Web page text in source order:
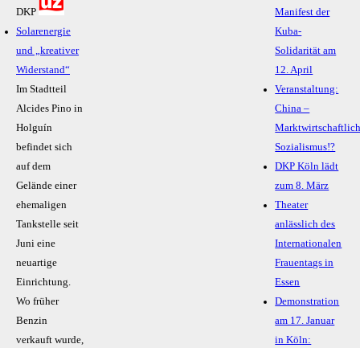
DKP
Solarenergie
und „kreativer
Widerstand“
Im Stadtteil
Alcides Pino in
Holguín
befindet sich
auf dem
Gelände einer
ehemaligen
Tankstelle seit
Juni eine
neuartige
Einrichtung.
Wo früher
Benzin
verkauft wurde,
Manifest der
Kuba-
Solidarität am
12. April
Veranstaltung:
China –
Sozialismus!?
DKP Köln lädt
zum 8. März
Theater
anlässlich des
Internationalen
Frauentags in
Essen
Demonstration
am 17. Januar
in Köln: